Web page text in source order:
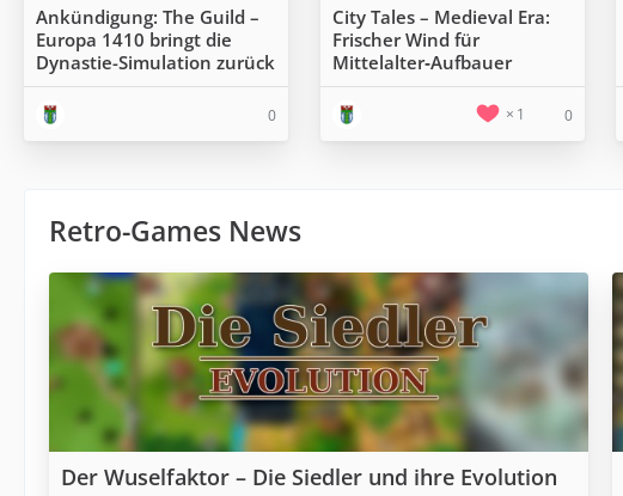
Ankündigung: The Guild –
Europa 1410 bringt die
Dynastie-Simulation zurück
0
City Tales – Medieval Era:
Frischer Wind für
Mittelalter‑Aufbauer
1 0
Retro-Games News
Der Wuselfaktor – Die Siedler und ihre Evolution